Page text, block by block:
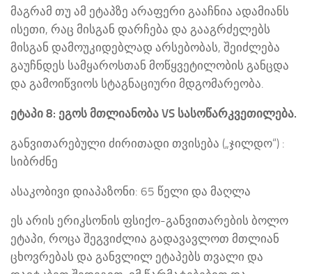
მაგრამ თუ ამ ეტაპზე არაფერი გააჩნია ადამიანს
ისეთი, რაც მისგან დარჩება და გააგრძელებს
მისგან დამოუკიდებლად არსებობას, შეიძლება
გაუჩნდეს სამყაროსთან მოწყვეტილობის განცდა
და გამოიწვიოს სტაგნაციური მდგომარეობა.
ეტაპი 8: ეგოს მთლიანობა VS სასოწარკვეთილება.
განვითარებული ძირითადი თვისება („ჯილდო“) :
სიბრძნე
ასაკობივი დიაპაზონი: 65 წელი და მაღლა
ეს არის ერიკსონის ფსიქო-განვითარების ბოლო
ეტაპი, როცა შეგვიძლია გადავავლოთ მთლიან
ცხოვრებას და განვლილ ეტაპებს თვალი და